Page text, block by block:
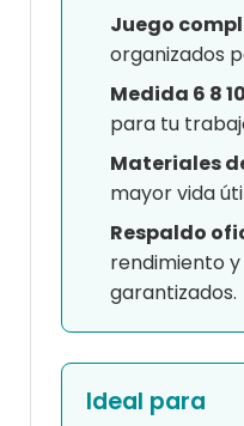
Juego
organizados
Medida 6 8
para tu
Materiales
mayor vida
Respaldo
rendimiento
garantizados.
Ideal para